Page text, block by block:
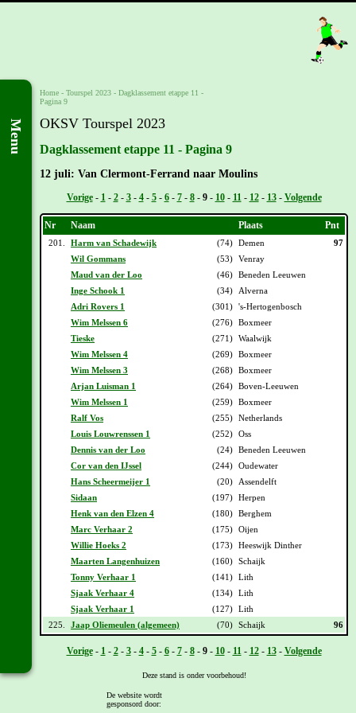
Menu
Home - Tourspel 2023 - Dagklassement etappe 11 -
Pagina 9
OKSV Tourspel 2023
Dagklassement etappe 11 - Pagina 9
12 juli: Van Clermont-Ferrand naar Moulins
Vorige- 1- 2- 3- 4- 5- 6- 7- 8- 9- 10- 11- 12- 13- Volgende
Nr Naam Plaats Pnt
201. Harm van Schadewijk (74) Demen
97
Wil Gommans
(53) Venray
Maud van der Loo
(46) Beneden Leeuwen
Inge Schook 1
(34)
Alverna
Adri Rovers 1
(301) 's-Hertogenbosch
Wim Melssen 6
(276) Boxmeer
Tieske
(271) Waalwijk
Wim Melssen 4
(269) Boxmeer
Wim Melssen 3
(268) Boxmeer
Arjan Luisman 1
(264) Boven-Leeuwen
Wim Melssen 1
(259) Boxmeer
Ralf Vos
(255) Netherlands
Louis Louwrenssen 1
(252) Oss
Dennis van der Loo
(24) Beneden Leeuwen
Cor van den IJssel
(244) Oudewater
Hans Scheermeijer 1
(20)
Assendelft
Sidaan
(197) Herpen
Henk van den Elzen 4
(180) Berghem
Marc Verhaar 2
(175) Oijen
Willie Hoeks 2
(173) Heeswijk Dinther
Maarten Langenhuizen
(160) Schaijk
Tonny Verhaar 1
(141) Lith
Sjaak Verhaar 4
(134) Lith
Sjaak Verhaar 1
(127) Lith
225.
Jaap Oliemeulen (algemeen) (70) Schaijk 96
Vorige- 1- 2- 3- 4- 5- 6- 7- 8- 9- 10- 11- 12- 13- Volgende
Deze stand is onder voorbehoud!
] - [Daguitslag etappe 11
De website wordt
gesponsord door: